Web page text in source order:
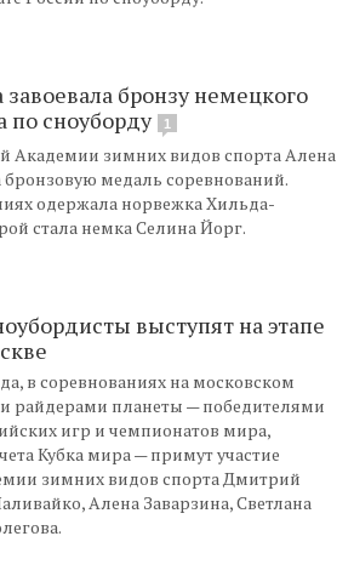
завоевала бронзу немецкого
по сноуборду
1
Академии зимних видов спорта Алена
бронзовую медаль соревнований.
одержала норвежка Хильда-
стала немка Селина Йорг.
выступят на этапе
в соревнованиях на московском
райдерами планеты — победителями
игр и чемпионатов мира,
Кубка мира — примут участие
зимних видов спорта Дмитрий
Алена Заварзина, Светлана